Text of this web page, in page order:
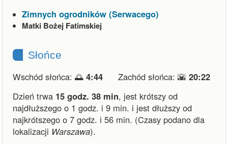
Zimnych ogrodników (Serwacego)
Matki Bożej Fatimskiej
Słońce
Wschód słońca: 🌅 4:44 Zachód słońca: 🌇 20:22
Dzień trwa 15 godz. 38 min, jest krótszy od
najdłuższego o 1 godz. i 9 min. i jest dłuższy od
najkrótszego o 7 godz. i 56 min. (Czasy podano dla
lokalizacji Warszawa).